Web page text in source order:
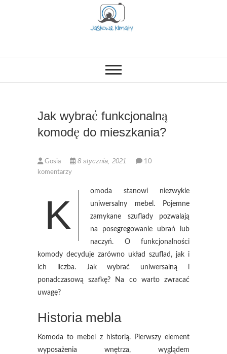
Jaśkowe klimaty-
Blog rodzicielsko-
lifestylowy
CIEKAWE PROJEKTY DIY Z
Jak wybrać funkcjonalną
komodę do mieszkania?
Gosia 8 stycznia, 2021
10
komentarzy
K
omoda stanowi niezwykle
uniwersalny mebel. Pojemne
zamykane szuflady pozwalają
na posegregowanie ubrań lub
naczyń. O funkcjonalności
komody decyduje zarówno układ szuflad, jak i
ich liczba. Jak wybrać uniwersalną i
ponadczasową szafkę? Na co warto zwracać
uwagę?
Historia mebla
Komoda to mebel z historią. Pierwszy element
wyposażenia wnętrza, wyglądem